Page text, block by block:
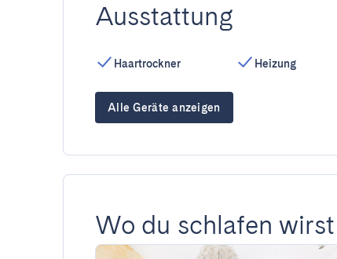
Ausstattung
Haartrockner Heizung
Alle Geräte anzeigen
Wo du schlafen wirst